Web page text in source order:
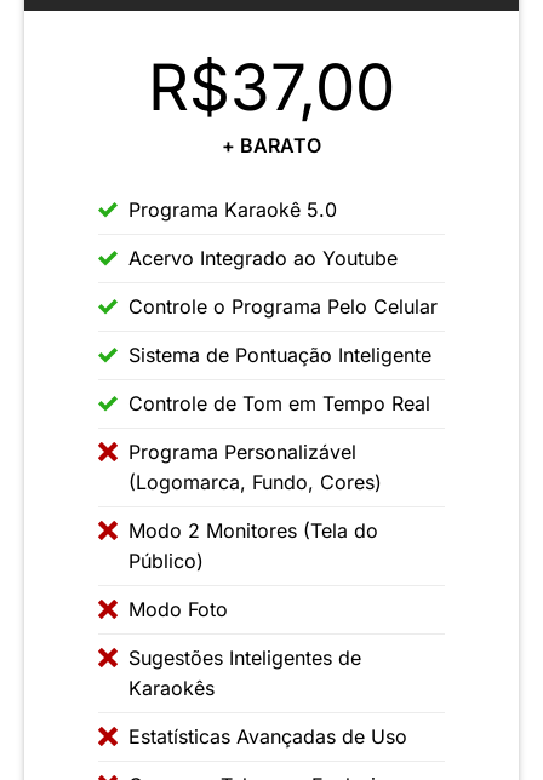
R$37,00
+ BARATO
Programa Karaokê 5.0
Acervo Integrado ao Youtube
Controle o Programa Pelo Celular
Sistema de Pontuação Inteligente
Controle de Tom em Tempo Real
Programa Personalizável
(Logomarca, Fundo, Cores)
Modo 2 Monitores (Tela do
Público)
Modo Foto
Sugestões Inteligentes de
Karaokês
Estatísticas Avançadas de Uso